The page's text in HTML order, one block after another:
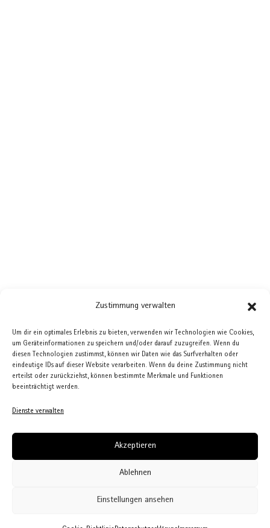
Zustimmung verwalten
Um dir ein optimales Erlebnis zu bieten, verwenden wir Technologien wie Cookies,
um Geräteinformationen zu speichern und/oder darauf zuzugreifen. Wenn du
diesen Technologien zustimmst, können wir Daten wie das Surfverhalten oder
eindeutige IDs auf dieser Website verarbeiten. Wenn du deine Zustimmung nicht
erteilst oder zurückziehst, können bestimmte Merkmale und Funktionen
beeinträchtigt werden.
Dienste verwalten
Akzeptieren
Ablehnen
Einstellungen ansehen
St. Philippus und Jakobus, Bergatreute →
Cookie-Richtlinie (EU)